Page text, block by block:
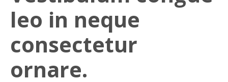
leo in neque
consectetur
ornare.